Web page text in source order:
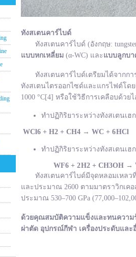
ทังสเตนคาร์ไบด์
ทังสเตนคาร์ไบด์ (อังกฤษ:
แบบหกเหลี่ยม (α-WC) และ แบบลูกบา
ทังสเตนคาร์ไบด์เตรียมได้จากการ
ทังสเตนไตรออกไซด์และแกรไฟต์โด
1000 °C[4] หรือใช้วิธีการเคลือบด้วย
ทำปฏิกิริยาระหว่างทังสเตนเฮ
WCl6 + H2 + CH4 → WC + 6 HCl
ทำปฏิกิริยาระหว่างทังสเตนเฮ
WF6 + 2 H2 + CH3OH →
ทังสเตนคาร์ไบด์มีจุดหลอมเหลวที่
และประมาณ 2600 ตามมาตราวิกเค
ประมาณ 530–700 GPa
ด้วยคุณสมบัติความแข็งและทนความร้
ผ่าตัด อุปกรณ์กีฬา เครื่องประดับและ